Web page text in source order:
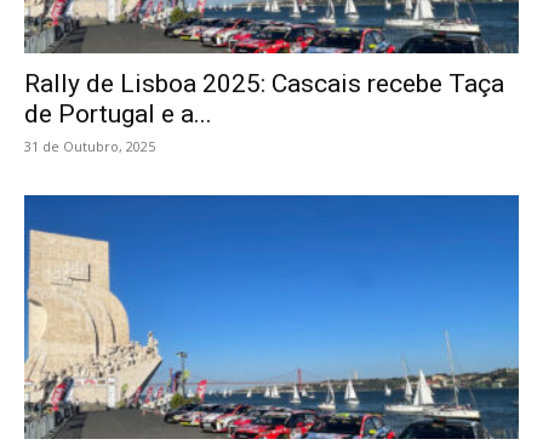
Rally de Lisboa 2025: Cascais recebe Taça
de Portugal e a...
31 de Outubro, 2025